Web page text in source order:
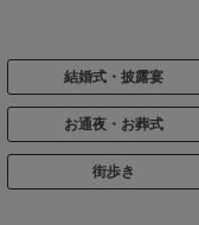
結婚式・披露宴
お通夜・お葬式
街歩き